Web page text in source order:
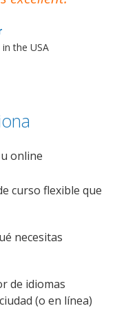
the USA
online
curso flexible que
necesitas
de idiomas
(o en línea)